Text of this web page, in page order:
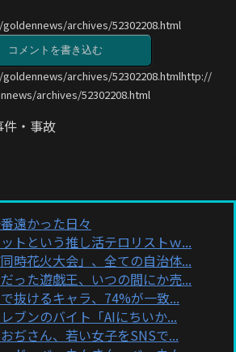
archives/52302208.html
コメントを書き込む
archives/52302208.htmlhttp://
archives/52302208.html
件・事故
遠かった日々
トという推し活テロリストｗ...
時花火大会」、全ての自治体...
った遊戯王、いつの間にか売...
抜けるキャラ、74%が一致...
ブンのバイト「AIにちいか...
ぢさん、若い女子をSNSで...